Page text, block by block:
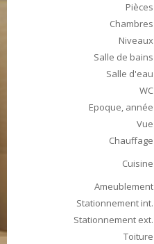
Pièces
Chambres
Niveaux
Salle de bains
Salle d'eau
WC
Epoque, année
Vue
Chauffage
Cuisine
Ameublement
Stationnement int.
Stationnement ext.
Toiture